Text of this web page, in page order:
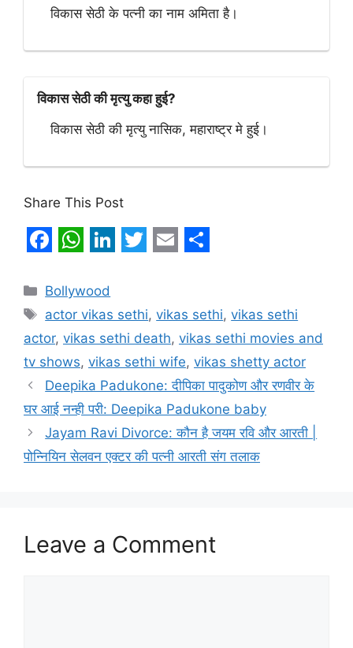
विकास सेठी के पत्नी का नाम अमिता है।
विकास सेठी की मृत्यु कहा हुई?
विकास सेठी की मृत्यु नासिक, महाराष्ट्र मे हुई।
Share This Post
a
c
e
b
o
o
k
h
a
t
s
A
p
p
i
n
k
e
d
I
n
i
t
t
e
r
a
i
l
a
r
e
Categories
Bollywood
Tags
actor vikas sethi,vikas sethi,vikas sethi
actor, vikas sethi death, vikas sethi movies and
tv shows, vikas sethi wife, vikas shetty actor
Deepika Padukone: दीपिका पादुकोण और रणवीर के
घर आई नन्ही परी: Deepika Padukone baby
Jayam Ravi Divorce: कौन है जयम रवि और आरती |
पोन्नियिन सेलवन एक्टर की पत्नी आरती संग तलाक
Leave a Comment